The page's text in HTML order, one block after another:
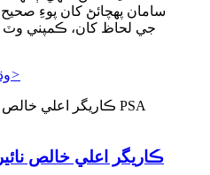
سامان پهچائڻ کان پوءِ
جي لحاظ کان، ڪمپني وٽ
>
ڪاريگر اعلي خالص